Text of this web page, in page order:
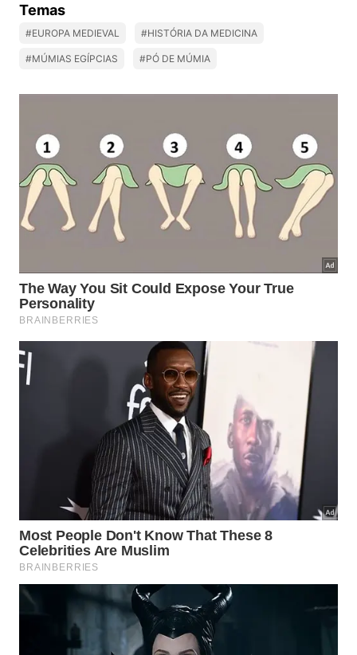
Temas
#EUROPA MEDIEVAL #HISTÓRIA DA MEDICINA
#MÚMIAS EGÍPCIAS #PÓ DE MÚMIA